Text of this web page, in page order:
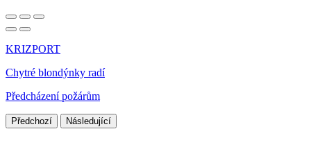
KRIZPORT
Chytré blondýnky radí
Předcházení požárům
Předchozí Následující